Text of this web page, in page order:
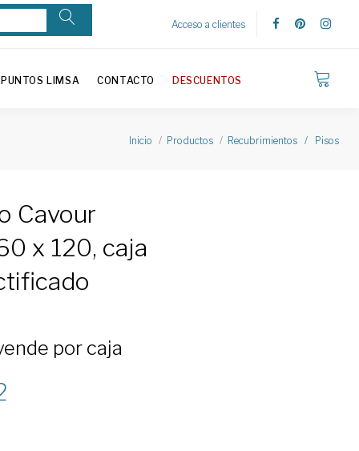
Acceso a clientes
PUNTOS LIMSA CONTACTO DESCUENTOS
Inicio Productos Recubrimientos / Pisos
Cavour
x 120, caja
por caja